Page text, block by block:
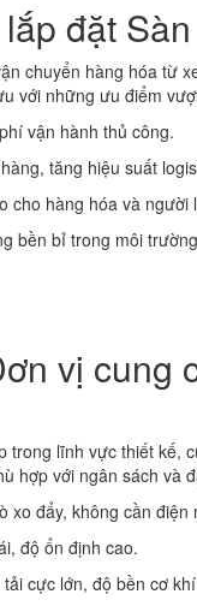
đặt
chuyển hàng hóa từ
với những ưu điểm
vận hành thủ công.
tăng hiệu suất
cho hàng hóa và người
bền bỉ trong môi
vị cung
trong lĩnh vực thiết kế,
hợp với ngân sách và
xo đẩy, không cần điện
độ ổn định cao.
tải cực lớn, độ bền cơ